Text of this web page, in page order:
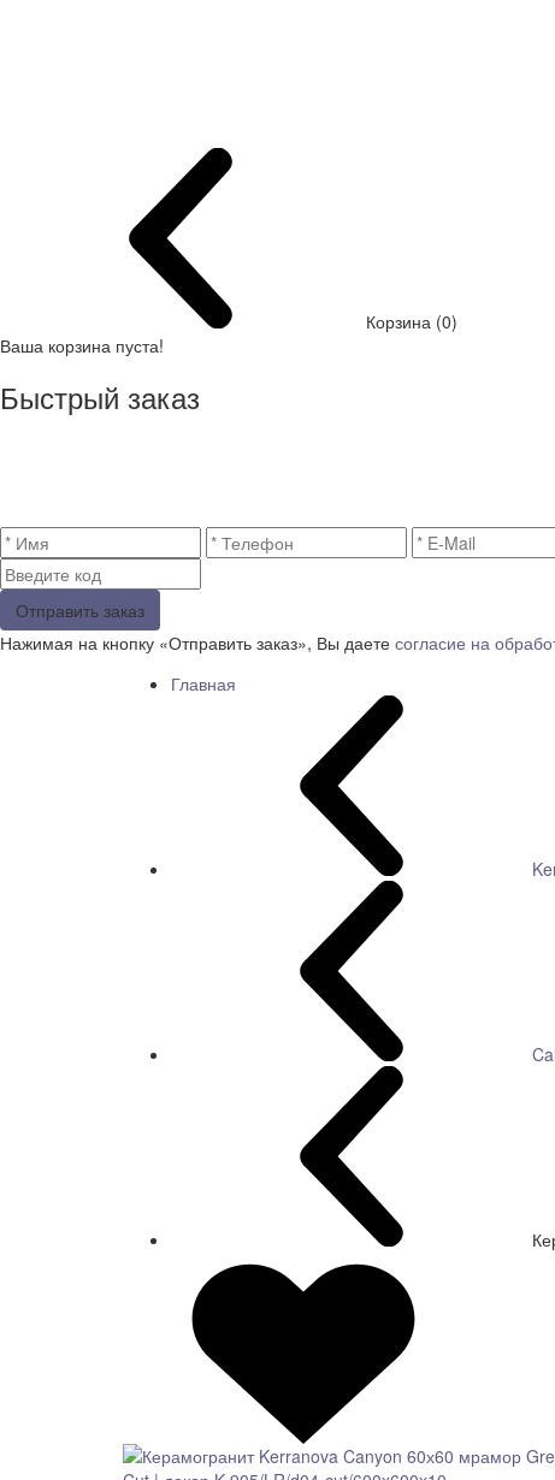
Корзина (0)
Ваша корзина пуста!
Быстрый заказ
Отправить заказ
Нажимая на кнопку «Отправить заказ», Вы даете согласие на
Главная